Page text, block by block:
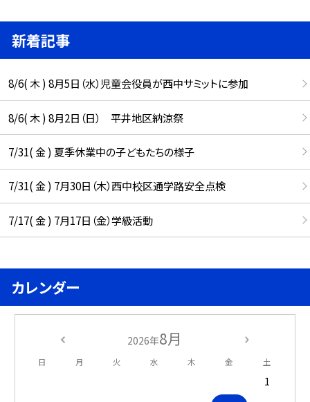
新着記事
8/6( 木 ) 8月5日（水）児童会役員が西中サミットに参加
8/6( 木 ) 8月2日（日） 平井地区納涼祭
7/31( 金 ) 夏季休業中の子どもたちの様子
7/31( 金 ) 7月30日（木）西中校区通学路安全点検
7/17( 金 ) 7月17日（金）学級活動
カレンダー
2026年8月
日 月 火 水 木 金 土
1